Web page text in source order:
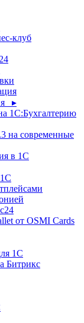
клуб
▸
1С:Бухгалтерию
на современные
в 1С
от OSMI Cards
1С
Битрикс